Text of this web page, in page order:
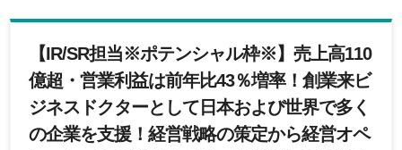
【IR/SR担当※ポテンシャル枠※】売上高110
億超・営業利益は前年比43％増率！創業来ビ
ジネスドクターとして日本および世界で多く
の企業を支援！経営戦略の策定から経営オペ